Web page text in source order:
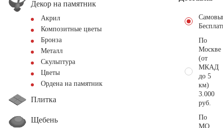
Декор на памятник
Акрил
Композитные цветы
Бронза
Металл
Скульптура
Цветы
Ордена на памятник
Плитка
Щебень
По
Москве
(от
МКАД
до 5
км)
3.000
руб.
По
МО